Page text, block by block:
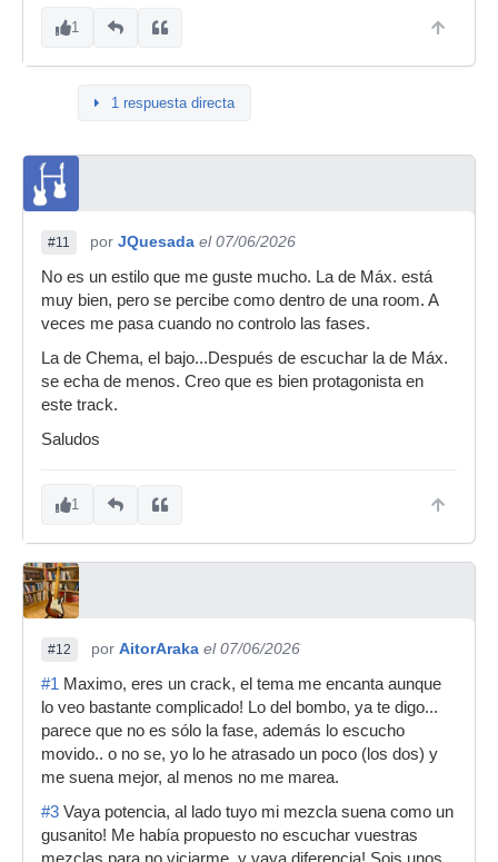
1
1 respuesta directa
#11 por JQuesada el 07/06/2026
No es un estilo que me guste mucho. La de Máx. está
muy bien, pero se percibe como dentro de una room. A
veces me pasa cuando no controlo las fases.
La de Chema, el bajo...Después de escuchar la de Máx.
se echa de menos. Creo que es bien protagonista en
este track.
Saludos
1
#12 por AitorAraka el 07/06/2026
#1 Maximo, eres un crack, el tema me encanta aunque
lo veo bastante complicado! Lo del bombo, ya te digo...
parece que no es sólo la fase, además lo escucho
movido.. o no se, yo lo he atrasado un poco (los dos) y
me suena mejor, al menos no me marea.
#3 Vaya potencia, al lado tuyo mi mezcla suena como un
gusanito! Me había propuesto no escuchar vuestras